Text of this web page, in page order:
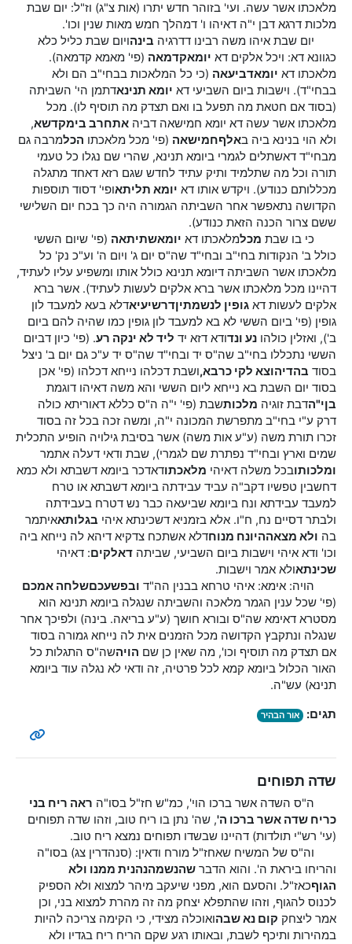
מלאכתו אשר עשה. ועי' בזוהר חדש יתרו (אות צ"ג) וז"ל: יום שבת
מלכות דרגא דבן י"ה דאיהו ו' דמהלך חמש מאות שנין וכו'.
יום שבת איהו משה רבינו דדרגיה בינהויום שבת כליל כלא
כגוונא דא: ויכל אלקים דא יומאקדמאה (פי' מאמא קדמאה).
מלאכתו דא יומאדביעאה (כי כל המלאכות בבחי"ב הם ולא
בבחי"ד). וישבות ביום השביעי דא יומא תנינאדתמן הי' השביתה
(בסוד אם חטאת מה תפעל בו ואם תצדק מה תוסיף לו). מכל
מלאכתו אשר עשה דא יומא חמישאה דביה אתחרב בימקדשא,
ולא הוי בנינא ביה באלףחמישאה (פי' מכל מלאכתו הכלמרבה גם
מבחי"ד דאשתלים לגמרי ביומא תנינא, שהרי שם נגלו כל טעמי
תורה וכל מה שתלמיד ותיק עתיד לחדש שגם רזא דאחד מתגלה
מכללותם כנודע). ויקדש אותו דא יומא תליתאופי' דסוד תוספות
הקדושה נתאפשר אחר השביתה הגמורה היה כך בכח יום השלישי
ששם צרור הכנה הזאת כנודע).
כי בו שבת מכלמלאכתו דא יומאשתיתאה (פי' שיום הששי
כולל ב' הנקודות בחי"ב ובחי"ד שה"ס יום ג' ויום ה' וע"כ נק' כל
מלאכתו אשר השביתה דיומא תנינא כולל אותו ומשפיע עליו לעתיד,
דהיינו מכל מלאכתו אשר ברא אלקים לעשות לעתיד). אשר ברא
אלקים לעשות דא גופין לנשמתיןדרשיעיאדלא בעא למעבד לון
גופין (פי' ביום הששי לא בא למעבד לון גופין כמו שהיה להם ביום
ב'), ואזלין כולהו נע ונדודא דזא יד ליד לא ינקה רע. (פי' כיון דביום
הששי נתכללו בחי"ב שה"ס יד ובחי"ד שה"ס יד ע"כ גם יום ב' ניצל
בסוד בהדיהוצא לקי כרבא,ושבת דכלהו נייחא דכלהו (פי' אכן
בסוד יום השבת בא נייחא ליום הששי והא משה דאיהו דוגמת
בןי"הדבת זוגיה מלכותשבת (פי' י"ה ה"ס כללא דאוריתא כולה
דרק ע"י בחי"ב מתפרשת המכונה י"ה, ומשה זכה בכל זה בסוד
זכרו תורת משה (ע"ע אות משה) אשר בסיבת גילויה הופיע התכלית
שמים וארץ ובחי"ד נפתרת שם לגמרי), שבת ודאי דעלה אתמר
ומלכותובכל משלה דאיהי מלאכתודאדכר ביומא דשבתא ולא כמא
דחשבין טפשיו דקב"ה עביד עבידתה ביומא דשבתא או טרח
למעבד עבידתא ונח ביומא שביעאה כבר נש דטרח בעבידתה
ולבתר דסיים נח, ח"ו. אלא בזמניא דשכינתא איהי בגלותאאיתמר
בה ולא מצאההיונח מנוחדלא אשתכח צדקיא דיהא לה נייחא ביה
וכו' ודא איהי וישבות ביום השביעי, שביתה דאלקים: דאיהי
שכינתאולא אמר וישבות.
הויה: אימא: איהי טרחא בבנין הה"ד ובפשעכםשלחה אמכם
(פי' שכל ענין הגמר מלאכה והשביתה שנגלה ביומא תנינא הוא
מסטרא דאימא שה"ס ובורא חושך (ע"ע בריאה. בינה) ולפיכך אחר
שנגלה ונתקבץ הקדושה מכל הזמנים אית לה נייחא גמורה בסוד
אם תצדק מה תוסיף וכו', מה שאין כן שם הויהשה"ס התגלות כל
האור הכלול ביומא קמא לכל פרטיה, זה ודאי לא נגלה עוד ביומא
תנינא) עש"ה.
תגים: אור הבהיר
שדה תפוחים
ה"ס השדה אשר ברכו הוי', כמ"ש חז"ל בסו"ה ראה ריח בני
כריח שדה אשר ברכו ה', שה' נתן בו ריח טוב, וזהו שדה תפוחים
(עי' רש"י תולדות) דהיינו שבשדו תפוחים נמצא ריח טוב.
וה"ס של המשיח שאחז"ל מורח ודאין: (סנהדרין צג) בסו"ה
והריחו ביראת ה'. והוא הדבר שהנשמהנהנית ממנו ולא
הגוףכאז"ל. והסעם הוא, מפני שיעקב מיהר למצוא ולא הספיק
לכנוס להגוף, וזהו שהתפלא יצחק מה זה מהרת למצוא בני, וכן
אמר ליצחק קום נא שבהואוכלה מצידי, כי הקימה צריכה להיות
במהירות ותיכף לשבת, ובאותו רגע שקם הריח ריח בגדיו ולא